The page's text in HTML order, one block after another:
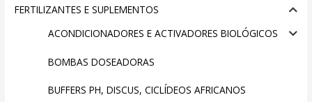
FERTILIZANTES E SUPLEMENTOS
ACONDICIONADORES E ACTIVADORES BIOLÓGICOS
BOMBAS DOSEADORAS
BUFFERS PH, DISCUS, CICLÍDEOS AFRICANOS